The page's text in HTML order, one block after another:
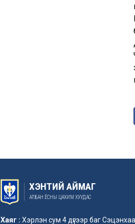
ХЭНТИЙ АЙМАГ
АЛБАН ЁСНЫ ЦАХИМ ХУУДАС
Хаяг : Хэрлэн сум 4 дүгээр баг